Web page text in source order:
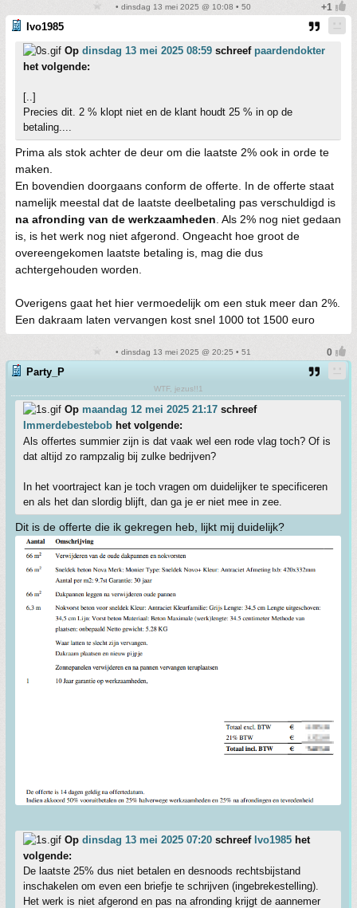
• dinsdag 13 mei 2025 @ 10:08 • 50
Ivo1985
Op dinsdag 13 mei 2025 08:59 schreef paardendokter
het volgende:
[..]
Precies dit. 2 % klopt niet en de klant houdt 25 % in op de
betaling....
Prima als stok achter de deur om die laatste 2% ook in orde te
maken.
En bovendien doorgaans conform de offerte. In de offerte staat
namelijk meestal dat de laatste deelbetaling pas verschuldigd is
na afronding van de werkzaamheden . Als 2% nog niet gedaan
is, is het werk nog niet afgerond. Ongeacht hoe groot de
overeengekomen laatste betaling is, mag die dus
achtergehouden worden.
Overigens gaat het hier vermoedelijk om een stuk meer dan 2%.
Een dakraam laten vervangen kost snel 1000 tot 1500 euro
• dinsdag 13 mei 2025 @ 20:25 • 51
Party_P
WTF, jezus!!1
Op maandag 12 mei 2025 21:17 schreef
Immerdebestebob het volgende:
Als offertes summier zijn is dat vaak wel een rode vlag toch? Of is
dat altijd zo rampzalig bij zulke bedrijven?
In het voortraject kan je toch vragen om duidelijker te specificeren
en als het dan slordig blijft, dan ga je er niet mee in zee.
Dit is de offerte die ik gekregen heb, lijkt mij duidelijk?
Op dinsdag 13 mei 2025 07:20 schreef Ivo1985 het
volgende:
De laatste 25% dus niet betalen en desnoods rechtsbijstand
inschakelen om even een briefje te schrijven (ingebrekestelling).
Het werk is niet afgerond en pas na afronding krijgt de aannemer